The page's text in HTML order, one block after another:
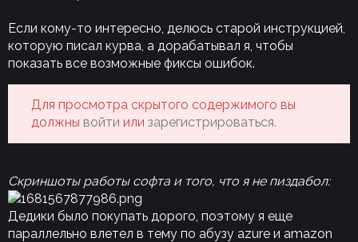
Если кому-то интересно, делюсь старой инструкцией,
которую писал курва, а дорабатывал я, чтобы
показать все возможные фиксы ошибок.
Для просмотра скрытого содержимого вы
должны войти или зарегистрироваться.
Скриншоты работы софта и того, что я не пиздабол:
Дедики было покупать дорого, поэтому я еще
параллельно влетел в тему по абузу azure и amazon